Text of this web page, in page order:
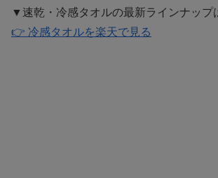
▼速乾・冷感タオルの最新ラインナップ
👉 冷感タオルを楽天で見る